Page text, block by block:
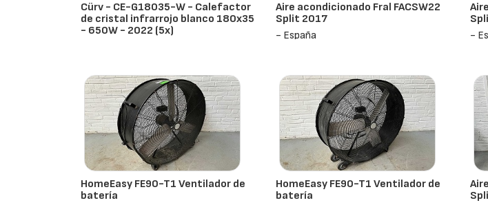
Cürv - CE-G18035-W - Calefactor
de cristal infrarrojo blanco 180x35
- 650W - 2022 (5x)
Aire acondicionado Fral FACSW22
Split 2017
- España
-
HomeEasy FE90-T1 Ventilador de
batería
HomeEasy FE90-T1 Ventilador de
batería